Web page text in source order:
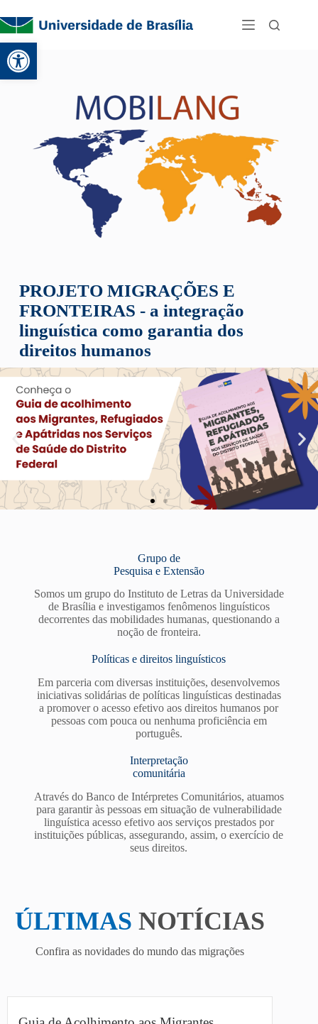
Abrir a barra de ferramentas
PROJETO MIGRAÇÕES E
FRONTEIRAS - a integração
linguística como garantia dos
direitos humanos
Grupo de
Pesquisa e Extensão
Somos um grupo do Instituto de Letras da Universidade
de Brasília e investigamos fenômenos linguísticos
decorrentes das mobilidades humanas, questionando a
noção de fronteira.
Políticas e direitos linguísticos
Em parceria com diversas instituições, desenvolvemos
iniciativas solidárias de políticas linguísticas destinadas
a promover o acesso efetivo aos direitos humanos por
pessoas com pouca ou nenhuma proficiência em
português.
Interpretação
comunitária
Através do Banco de Intérpretes Comunitários, atuamos
para garantir às pessoas em situação de vulnerabilidade
linguística acesso efetivo aos serviços prestados por
instituições públicas, assegurando, assim, o exercício de
seus direitos.
ÚLTIMAS NOTÍCIAS
Confira as novidades do mundo das migrações